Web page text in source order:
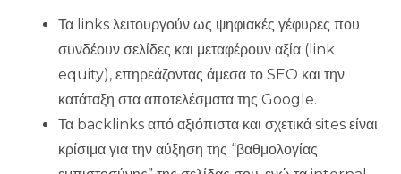
Τα links λειτουργούν ως ψηφιακές γέφυρες που
συνδέουν σελίδες και μεταφέρουν αξία (link
equity), επηρεάζοντας άμεσα το SEO και την
κατάταξη στα αποτελέσματα της Google.
Τα backlinks από αξιόπιστα και σχετικά sites είναι
κρίσιμα για την αύξηση της “βαθμολογίας